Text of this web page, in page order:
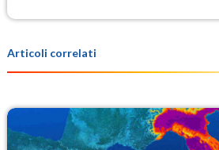
Articoli correlati